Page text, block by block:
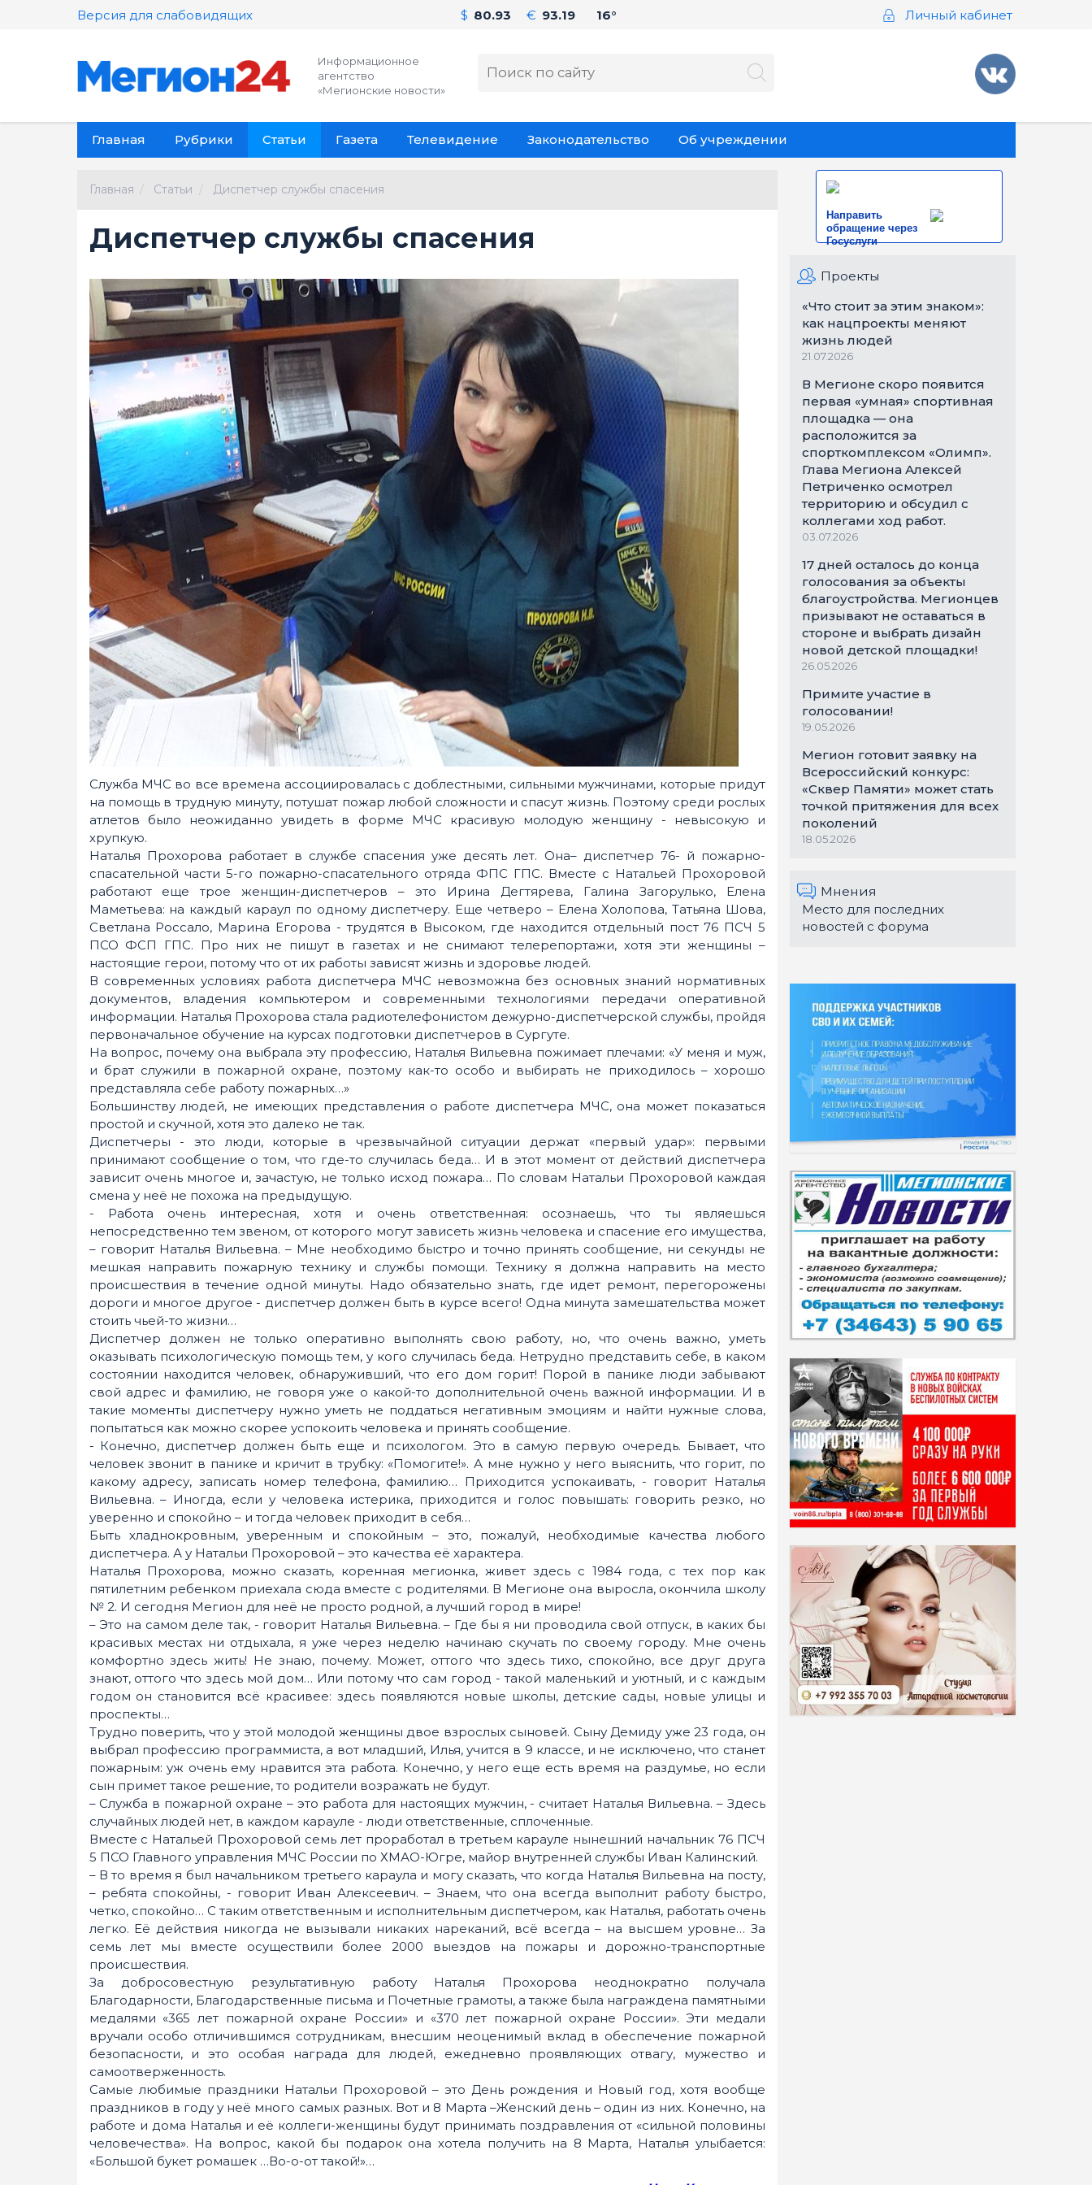
Версия для слабовидящих $ 80.93 € 93.19 16° Личный кабинет
Информационное
агентство
«Мегионские новости»
Главная Рубрики Статьи Газета Телевидение Законодательство Об учреждении
Главная Статьи Диспетчер службы спасения
Диспетчер службы спасения
Служба МЧС во все времена ассоциировалась с доблестными, сильными мужчинами, которые придут
на помощь в трудную минуту, потушат пожар любой сложности и спасут жизнь. Поэтому среди рослых
атлетов было неожиданно увидеть в форме МЧС красивую молодую женщину - невысокую и
хрупкую.
Наталья Прохорова работает в службе спасения уже десять лет. Она– диспетчер 76- й пожарно-
спасательной части 5-го пожарно-спасательного отряда ФПС ГПС. Вместе с Натальей Прохоровой
работают еще трое женщин-диспетчеров – это Ирина Дегтярева, Галина Загорулько, Елена
Маметьева: на каждый караул по одному диспетчеру. Еще четверо – Елена Холопова, Татьяна Шова,
Светлана Россало, Марина Егорова - трудятся в Высоком, где находится отдельный пост 76 ПСЧ 5
ПСО ФСП ГПС. Про них не пишут в газетах и не снимают телерепортажи, хотя эти женщины –
настоящие герои, потому что от их работы зависят жизнь и здоровье людей.
В современных условиях работа диспетчера МЧС невозможна без основных знаний нормативных
документов, владения компьютером и современными технологиями передачи оперативной
информации. Наталья Прохорова стала радиотелефонистом дежурно-диспетчерской службы, пройдя
первоначальное обучение на курсах подготовки диспетчеров в Сургуте.
На вопрос, почему она выбрала эту профессию, Наталья Вильевна пожимает плечами: «У меня и муж,
и брат служили в пожарной охране, поэтому как-то особо и выбирать не приходилось – хорошо
представляла себе работу пожарных…»
Большинству людей, не имеющих представления о работе диспетчера МЧС, она может показаться
простой и скучной, хотя это далеко не так.
Диспетчеры - это люди, которые в чрезвычайной ситуации держат «первый удар»: первыми
принимают сообщение о том, что где-то случилась беда… И в этот момент от действий диспетчера
зависит очень многое и, зачастую, не только исход пожара… По словам Натальи Прохоровой каждая
смена у неё не похожа на предыдущую.
- Работа очень интересная, хотя и очень ответственная: осознаешь, что ты являешься
непосредственно тем звеном, от которого могут зависеть жизнь человека и спасение его имущества,
– говорит Наталья Вильевна. – Мне необходимо быстро и точно принять сообщение, ни секунды не
мешкая направить пожарную технику и службы помощи. Технику я должна направить на место
происшествия в течение одной минуты. Надо обязательно знать, где идет ремонт, перегорожены
дороги и многое другое - диспетчер должен быть в курсе всего! Одна минута замешательства может
стоить чьей-то жизни…
Диспетчер должен не только оперативно выполнять свою работу, но, что очень важно, уметь
оказывать психологическую помощь тем, у кого случилась беда. Нетрудно представить себе, в каком
состоянии находится человек, обнаруживший, что его дом горит! Порой в панике люди забывают
свой адрес и фамилию, не говоря уже о какой-то дополнительной очень важной информации. И в
такие моменты диспетчеру нужно уметь не поддаться негативным эмоциям и найти нужные слова,
попытаться как можно скорее успокоить человека и принять сообщение.
- Конечно, диспетчер должен быть еще и психологом. Это в самую первую очередь. Бывает, что
человек звонит в панике и кричит в трубку: «Помогите!». А мне нужно у него выяснить, что горит, по
какому адресу, записать номер телефона, фамилию… Приходится успокаивать, - говорит Наталья
Вильевна. – Иногда, если у человека истерика, приходится и голос повышать: говорить резко, но
уверенно и спокойно – и тогда человек приходит в себя…
Быть хладнокровным, уверенным и спокойным – это, пожалуй, необходимые качества любого
диспетчера. А у Натальи Прохоровой – это качества её характера.
Наталья Прохорова, можно сказать, коренная мегионка, живет здесь с 1984 года, с тех пор как
пятилетним ребенком приехала сюда вместе с родителями. В Мегионе она выросла, окончила школу
№ 2. И сегодня Мегион для неё не просто родной, а лучший город в мире!
– Это на самом деле так, - говорит Наталья Вильевна. – Где бы я ни проводила свой отпуск, в каких бы
красивых местах ни отдыхала, я уже через неделю начинаю скучать по своему городу. Мне очень
комфортно здесь жить! Не знаю, почему. Может, оттого что здесь тихо, спокойно, все друг друга
знают, оттого что здесь мой дом… Или потому что сам город - такой маленький и уютный, и с каждым
годом он становится всё красивее: здесь появляются новые школы, детские сады, новые улицы и
проспекты…
Трудно поверить, что у этой молодой женщины двое взрослых сыновей. Сыну Демиду уже 23 года, он
выбрал профессию программиста, а вот младший, Илья, учится в 9 классе, и не исключено, что станет
пожарным: уж очень ему нравится эта работа. Конечно, у него еще есть время на раздумье, но если
сын примет такое решение, то родители возражать не будут.
– Служба в пожарной охране – это работа для настоящих мужчин, - считает Наталья Вильевна. – Здесь
случайных людей нет, в каждом карауле - люди ответственные, сплоченные.
Вместе с Натальей Прохоровой семь лет проработал в третьем карауле нынешний начальник 76 ПСЧ
5 ПСО Главного управления МЧС России по ХМАО-Югре, майор внутренней службы Иван Калинский.
– В то время я был начальником третьего караула и могу сказать, что когда Наталья Вильевна на посту,
– ребята спокойны, - говорит Иван Алексеевич. – Знаем, что она всегда выполнит работу быстро,
четко, спокойно… С таким ответственным и исполнительным диспетчером, как Наталья, работать очень
легко. Её действия никогда не вызывали никаких нареканий, всё всегда – на высшем уровне… За
семь лет мы вместе осуществили более 2000 выездов на пожары и дорожно-транспортные
происшествия.
За добросовестную результативную работу Наталья Прохорова неоднократно получала
Благодарности, Благодарственные письма и Почетные грамоты, а также была награждена памятными
медалями «365 лет пожарной охране России» и «370 лет пожарной охране России». Эти медали
вручали особо отличившимся сотрудникам, внесшим неоценимый вклад в обеспечение пожарной
безопасности, и это особая награда для людей, ежедневно проявляющих отвагу, мужество и
самоотверженность.
Самые любимые праздники Натальи Прохоровой – это День рождения и Новый год, хотя вообще
праздников в году у неё много самых разных. Вот и 8 Марта –Женский день – один из них. Конечно, на
работе и дома Наталья и её коллеги-женщины будут принимать поздравления от «сильной половины
человечества». На вопрос, какой бы подарок она хотела получить на 8 Марта, Наталья улыбается:
«Большой букет ромашек …Во-о-от такой!»…
Направить
обращение через
Госуслуги
Проекты
«Что стоит за этим знаком»:
как нацпроекты меняют
жизнь людей
21.07.2026
В Мегионе скоро появится
первая «умная» спортивная
площадка — она
расположится за
спорткомплексом «Олимп».
Глава Мегиона Алексей
Петриченко осмотрел
территорию и обсудил с
коллегами ход работ.
03.07.2026
17 дней осталось до конца
голосования за объекты
благоустройства. Мегионцев
призывают не оставаться в
стороне и выбрать дизайн
новой детской площадки!
26.05.2026
Примите участие в
голосовании!
19.05.2026
Мегион готовит заявку на
Всероссийский конкурс:
«Сквер Памяти» может стать
точкой притяжения для всех
поколений
18.05.2026
Мнения
Место для последних
новостей с форума